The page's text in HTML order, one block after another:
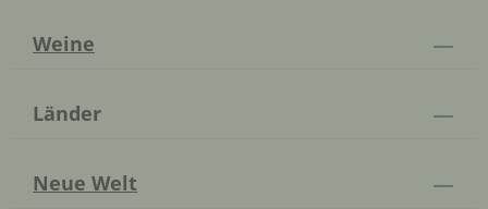
Weine
Länder
Neue Welt